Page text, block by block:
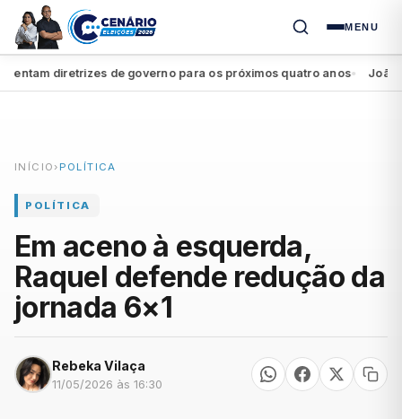
MENU
diretrizes de governo para os próximos quatro anos● João
INÍCIO › POLÍTICA
POLÍTICA
Em aceno à esquerda,
Raquel defende redução da
jornada 6×1
Rebeka Vilaça
11/05/2026 às 16:30